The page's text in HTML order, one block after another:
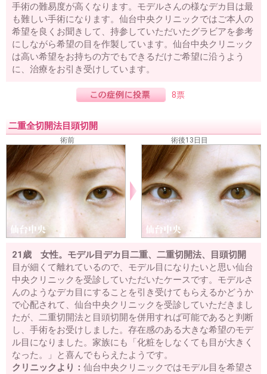
手術の難易度が高くなります。モデルさんの様なデカ目は最
も難しい手術になります。仙台中央クリニックではご本人の
希望を良くお聞きして、持参していただいたグラビアを参考
にしながら希望の目を作製しています。仙台中央クリニック
は高い希望をお持ちの方でもできるだけご希望に沿うよう
に、治療をお引き受けしています。
8票
二重全切開法目頭切開
術前 術後13日目
21歳 女性。モデル目デカ目二重、二重切開法、目頭切開
目が細くて離れているので、モデル目になりたいと思い仙台
中央クリニックを受診していただいたケースです。モデルさ
んのようなデカ目にすることを引き受けてもらえるかどうか
で心配されて、仙台中央クリニックを受診していただきまし
たが、二重切開法と目頭切開を併用すれば可能であると判断
し、手術をお受けしました。存在感のある大きな希望のモデ
ル目になりました。家族にも「化粧をしなくても目が大きく
なった。」と喜んでもらえたようです。
クリニックより： 仙台中央クリニックではモデル目を希望さ